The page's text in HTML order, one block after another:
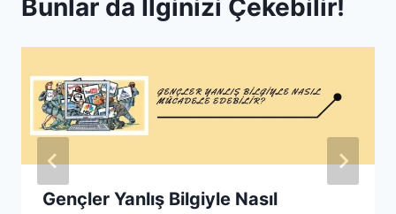
Bunlar da İlginizi Çekebilir!
Gençler Yanlış Bilgiyle Nasıl